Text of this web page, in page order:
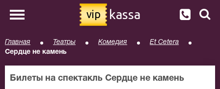
vip kassa
Главная Театры Комедия
Et Cetera
Сердце не камень
Билеты на спектакль Сердце не камень